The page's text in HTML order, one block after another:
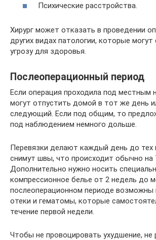
Психические расстройства.
Хирург может отказать в проведении
других видах патологии, которые могут
угрозу для здоровья.
Послеоперационный период
Если операция проходила под местным
могут отпустить домой в тот же день
следующий. Если под общим, то
под наблюдением немного дольше.
Перевязки делают каждый день до тех
снимут швы, что происходит обычно на
Дополнительно нужно носить
компрессионное белье от 2 недель до
послеоперационном периоде возможны
отеки и гематомы, которые
течение первой недели.
Чтобы не провоцировать ухудшение, не